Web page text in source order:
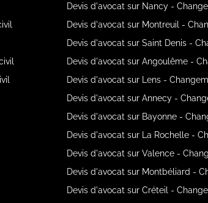
Devis d'avocat sur Nancy -
Devis d'avocat sur Montreuil -
Devis d'avocat sur Saint Denis -
Devis d'avocat sur Angoulême -
Devis d'avocat sur Lens -
Devis d'avocat sur Annecy -
Devis d'avocat sur Bayonne -
Devis d'avocat sur La Rochelle -
Devis d'avocat sur Valence -
Devis d'avocat sur Montbéliard -
Devis d'avocat sur Créteil -